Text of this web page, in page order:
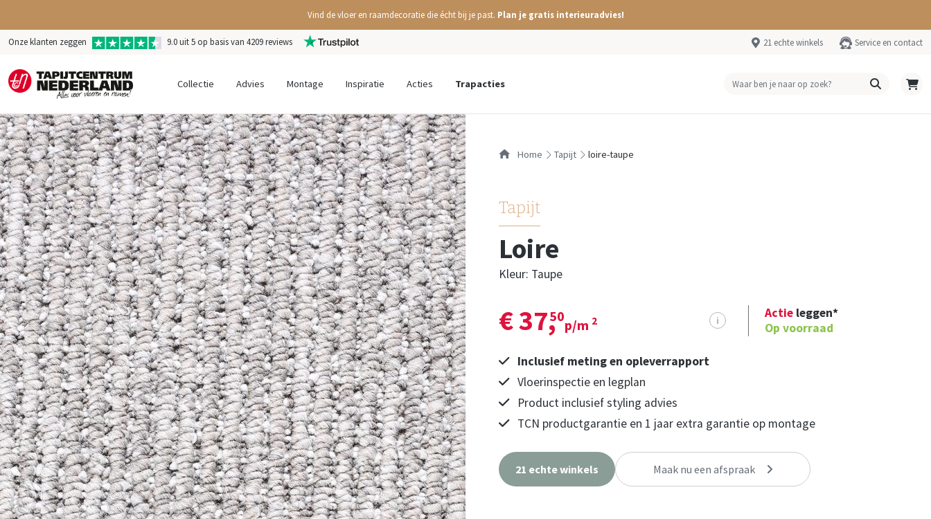
Vind de vloer en raamdecoratie die écht bij je past. Plan je gratis interieuradvies!
Onze klanten zeggen 9.0 uit 5 op basis van 4209 reviews 21 echte winkels Service en contact
Collectie Advies Montage Inspiratie Acties Trapacties
Home tapijt loire-taupe
Tapijt
Loire
Kleur: Taupe
€ 37,
50
p/m 2 i Actie leggen*
Op voorraad
Inclusief meting en opleverrapport
Vloerinspectie en legplan
Product inclusief styling advies
TCN productgarantie en 1 jaar extra garantie op montage
21 echte winkels Maak nu een afspraak